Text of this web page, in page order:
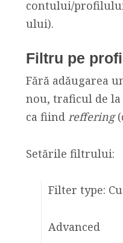
contului/
ului).
Filtru pe
Fără adăugarea
nou, traficul de
ca fiind reffering
Setările filtrului:
Filter type:
Advanced